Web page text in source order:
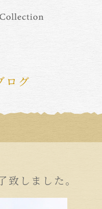
ログ
致しました。